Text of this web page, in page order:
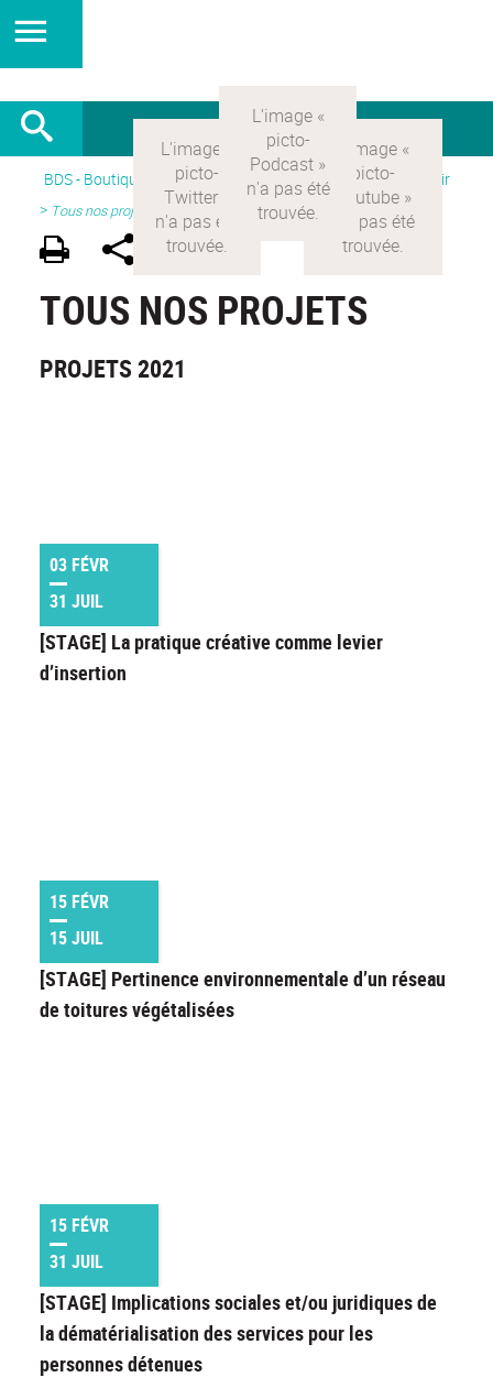
BDS - Boutique des sciences Version Française> Découvrir
> Tous nos projets
TOUS NOS PROJETS
PROJETS 2021
03 FÉVR
31 JUIL
[STAGE] La pratique créative comme levier
d’insertion
15 FÉVR
15 JUIL
[STAGE] Pertinence environnementale d’un réseau
de toitures végétalisées
15 FÉVR
31 JUIL
[STAGE] Implications sociales et/ou juridiques de
la dématérialisation des services pour les
personnes détenues